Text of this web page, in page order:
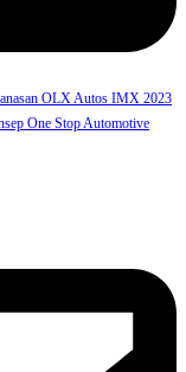
OLX Autos IMX 2023
One Stop Automotive